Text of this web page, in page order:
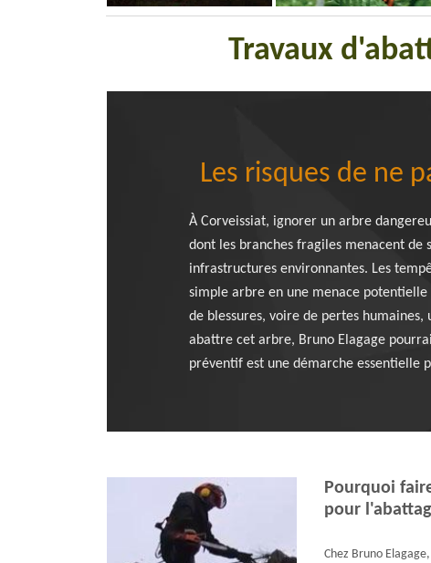
Travaux
Les risques de ne
À Corveissiat, ignorer un arbre
dont les branches fragiles menacent de
infrastructures environnantes. Les
simple arbre en une menace
de blessures, voire de pertes humaines,
abattre cet arbre, Bruno Elagage
préventif est une démarche essentielle
Pourquoi
pour
Chez Bruno